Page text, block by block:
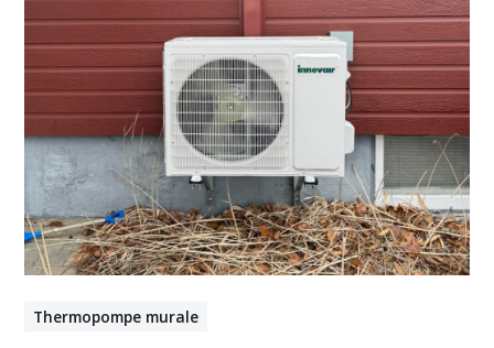
Thermopompe murale